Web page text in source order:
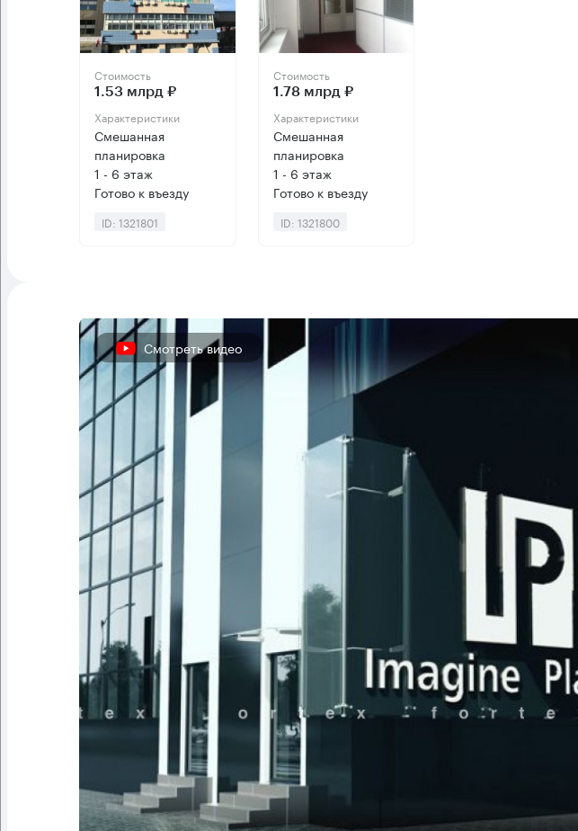
Стоимость
1.53 млрд ₽
Характеристики
Смешанная
планировка
1 - 6 этаж
Готово к въезду
ID: 1321801
Стоимость
1.78 млрд ₽
Характеристики
Смешанная
планировка
1 - 6 этаж
Готово к въезду
ID: 1321800
Смотреть видео